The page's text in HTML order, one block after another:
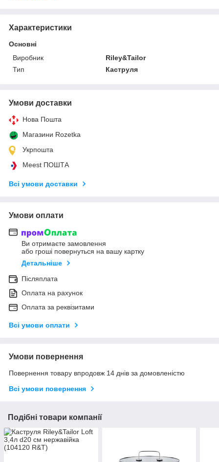
Характеристики
Основні
Виробник
Riley&Tailor
Тип
Каструля
Умови доставки
Нова Пошта
Магазини Rozetka
Укрпошта
Meest ПОШТА
Всі умови доставки
Умови оплати
Ви отримаєте замовлення
або гроші повернуться на вашу картку
Детальніше
Післяплата
Оплата на рахунок
Оплата за реквізитами
Всі умови оплати
Умови повернення
Повернення товару впродовж 14 днів за домовленістю
Всі умови повернення
Подібні товари компанії